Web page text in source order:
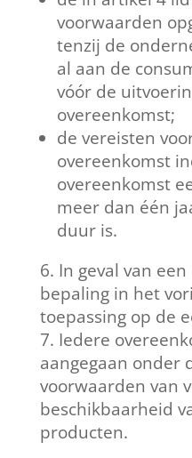
voorwaarden
tenzij de
al aan de
vóór de
overeenkomst;
de vereisten
overeenkomst
overeenkomst
meer dan één
duur is.
In geval van
bepaling in het
toepassing op de
Iedere
aangegaan onder
voorwaarden van
beschikbaarheid
producten.